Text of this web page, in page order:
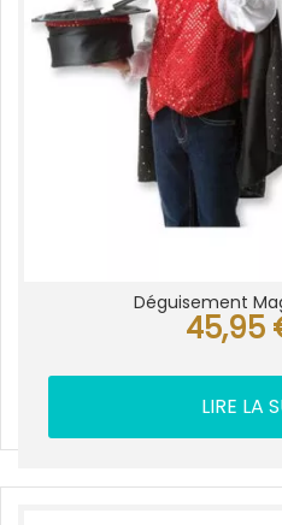
Déguisement
45,95
LIRE LA